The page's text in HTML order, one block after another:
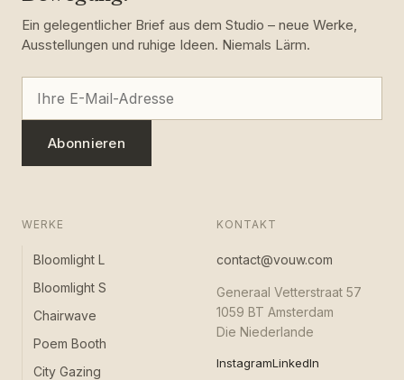
Ein gelegentlicher Brief aus dem Studio – neue Werke,
Ausstellungen und ruhige Ideen. Niemals Lärm.
Abonnieren
WERKE
Bloomlight L
Bloomlight S
Chairwave
Poem Booth
City Gazing
KONTAKT
contact@vouw.com
Generaal Vetterstraat 57
1059 BT Amsterdam
Die Niederlande
InstagramLinkedIn